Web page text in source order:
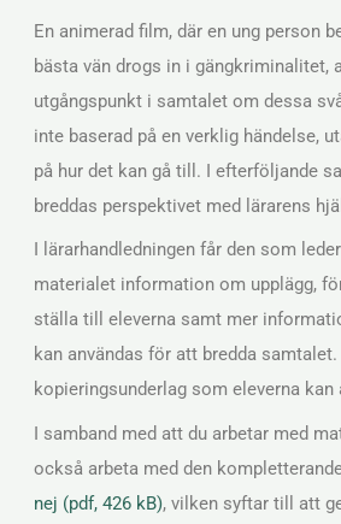
En animerad film, där en ung person
bästa vän drogs in i gängkriminalitet,
utgångspunkt i samtalet om dessa
inte baserad på en verklig händelse,
på hur det kan gå till. I efterföljande
breddas perspektivet med lärarens
I lärarhandledningen får den som
materialet information om upplägg,
ställa till eleverna samt mer
kan användas för att bredda
kopieringsunderlag som eleverna kan
I samband med att du arbetar med
också arbeta med den
nej (pdf, 426 kB), vilken syftar till att